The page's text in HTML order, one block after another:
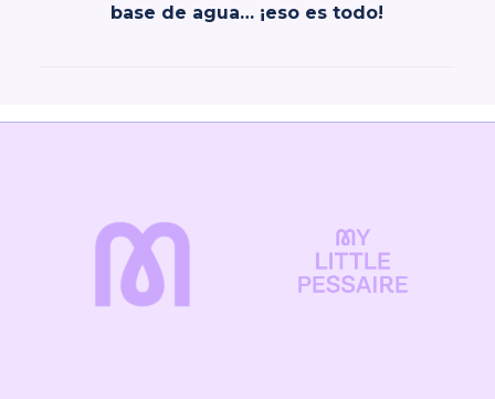
base de agua… ¡eso es todo!